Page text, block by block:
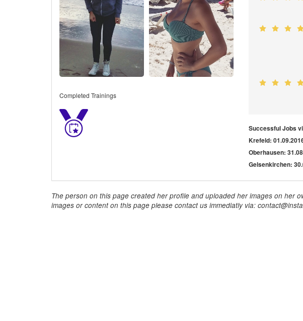
Completed Trainings
Successful Jobs
Krefeld:
Oberhausen:
Gelsenkirchen:
The person on this page created her profile and uploaded her images on her
images or content on this page please contact us immediatly via: